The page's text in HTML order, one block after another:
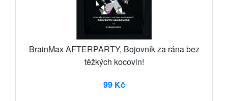
BrainMax AFTERPARTY, Bojovník za rána bez
těžkých kocovin!
99 Kč